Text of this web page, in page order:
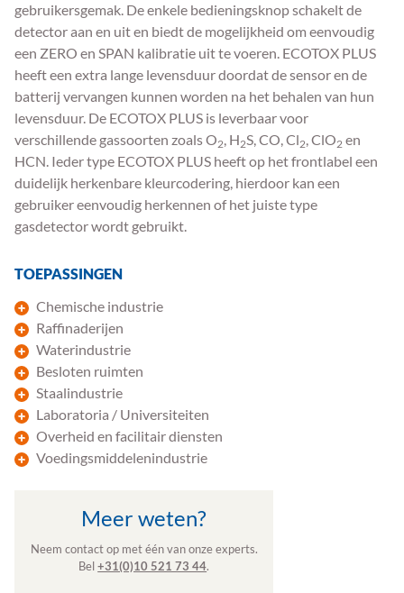
gebruikersgemak. De enkele bedieningsknop schakelt de
detector aan en uit en biedt de mogelijkheid om eenvoudig
een ZERO en SPAN kalibratie uit te voeren. ECOTOX PLUS
heeft een extra lange levensduur doordat de sensor en de
batterij vervangen kunnen worden na het behalen van hun
levensduur. De ECOTOX PLUS is leverbaar voor
verschillende gassoorten zoals O2, H2S, CO, Cl2, ClO2 en
HCN. Ieder type ECOTOX PLUS heeft op het frontlabel een
duidelijk herkenbare kleurcodering, hierdoor kan een
gebruiker eenvoudig herkennen of het juiste type
gasdetector wordt gebruikt.
TOEPASSINGEN
Chemische industrie
Raffinaderijen
Waterindustrie
Besloten ruimten
Staalindustrie
Laboratoria / Universiteiten
Overheid en facilitair diensten
Voedingsmiddelenindustrie
Meer weten?
Neem contact op met één van onze experts.
Bel+31(0)10 521 73 44.